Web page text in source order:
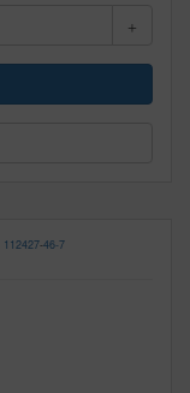
112427-46-7